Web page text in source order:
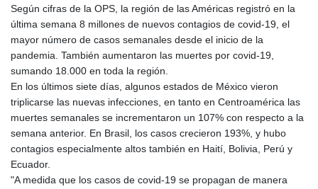
Según cifras de la OPS, la región de las Américas registró en la
última semana 8 millones de nuevos contagios de covid-19, el
mayor número de casos semanales desde el inicio de la
pandemia. También aumentaron las muertes por covid-19,
sumando 18.000 en toda la región.
En los últimos siete días, algunos estados de México vieron
triplicarse las nuevas infecciones, en tanto en Centroamérica las
muertes semanales se incrementaron un 107% con respecto a la
semana anterior. En Brasil, los casos crecieron 193%, y hubo
contagios especialmente altos también en Haití, Bolivia, Perú y
Ecuador.
"A medida que los casos de covid-19 se propagan de manera